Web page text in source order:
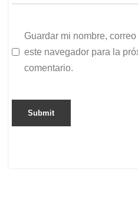
Guardar mi nombre,
este navegador para la
comentario.